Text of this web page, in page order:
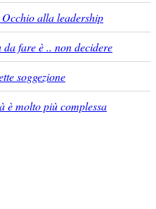
alla leadership
fare è .. non decidere
soggezione
è molto più complessa